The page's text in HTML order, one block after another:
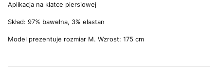
Aplikacja na klatce piersiowej
Skład: 97% bawełna, 3% elastan
Model prezentuje rozmiar M. Wzrost: 175 cm